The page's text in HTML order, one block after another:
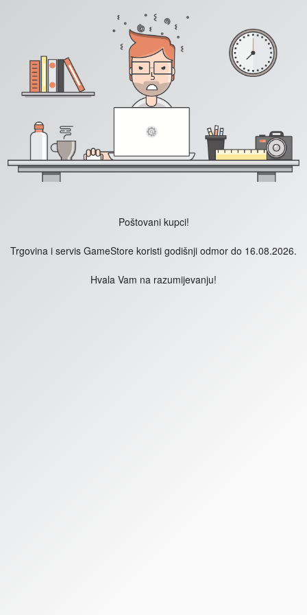
Poštovani kupci!
Trgovina i servis GameStore koristi godišnji odmor do 16.08.2026.
Hvala Vam na razumijevanju!